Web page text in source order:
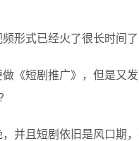
形式已经火了很长时间
《短剧推广》，但是又
并且短剧依旧是风口期